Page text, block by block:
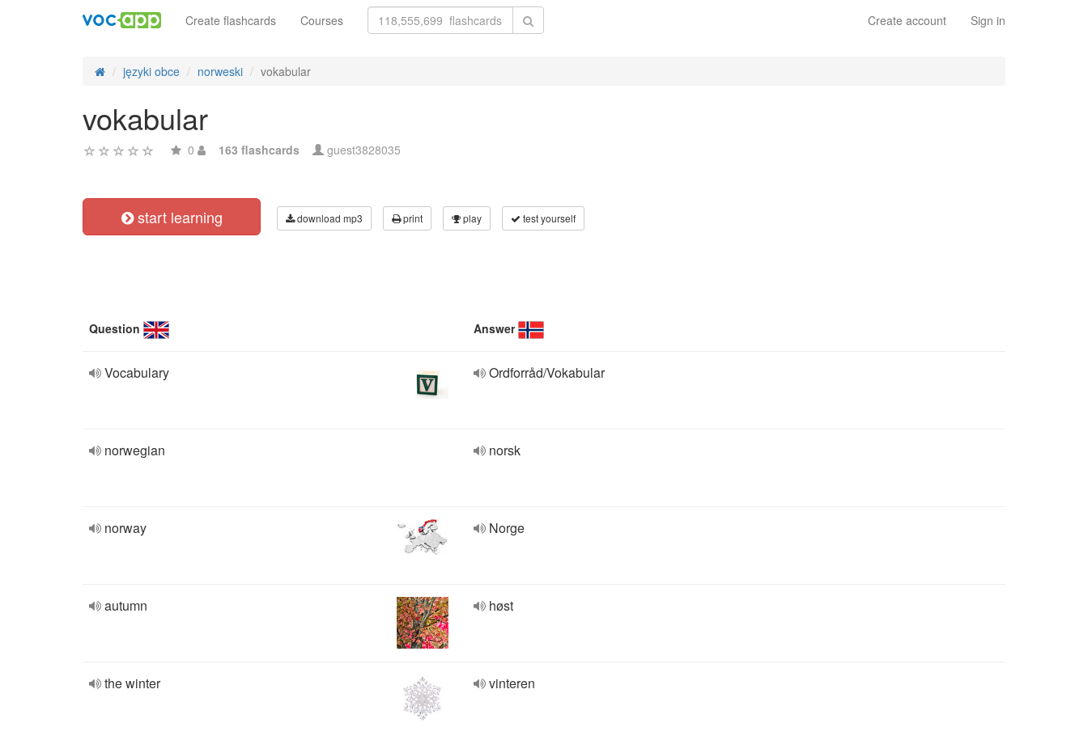
Create account Sign in
Create flashcards Courses
języki obce norweski vokabular
vokabular
0 163 flashcards guest3828035
start learning download mp3 print play test yourself
Question Answer
Vocabulary Ordforråd/Vokabular
norwegian norsk
norway Norge
autumn høst
the winter vinteren